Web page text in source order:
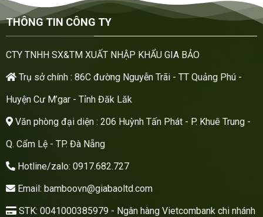
THÔNG TIN CÔNG TY
CTY TNHH SX&TM XUẤT NHẬP KHẨU GIA BẢO
Trụ sở chính : 86C đường Nguyễn Trãi - TT Quảng Phú -
Huyện Cư M’gar - Tỉnh Đăk Lăk
Văn phòng đại diện : 206 Huỳnh Tấn Phát - P. Khuê Trung -
Q. Cẩm Lệ - TP. Đà Nẵng
Hotline/zalo: 0917.682.727
Email: bamboovn@giabaoltd.com
STK: 0041000385979 - Ngân hàng Vietcombank chi nhánh